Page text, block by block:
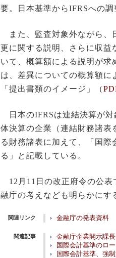
要。日本基準からIFRSへの調
また、監査対象外ながら、
更に関する説明、さらに収益
いて、概算額による説明が求
は、差異についての概算額に
「提出書類のイメージ」（
日本のIFRSは連結決算が対
体決算の企業（連結財務諸表
る財務諸表に加えて、「国際
る」と記載している。
12月11日の改正府令の公表
融庁の考えなども明らかにす
関連リンク 金融庁の発表資料
関連記事
金融庁企業開示課
国際会計基準のロ
国際会計基準、強